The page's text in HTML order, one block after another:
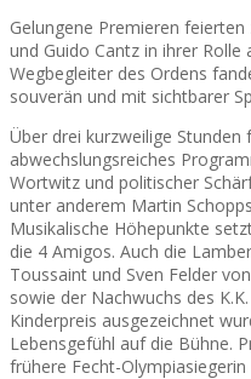
Gelungene Premieren
und Guido Cantz in ihrer
Wegbegleiter des Ordens
souverän und mit sichtbarer
Über drei kurzweilige Stunden
abwechslungsreiches
Wortwitz und politischer
unter anderem Martin
Musikalische Höhepunkte
die 4 Amigos. Auch die
Toussaint und Sven Felder
sowie der Nachwuchs des
Kinderpreis ausgezeichnet
Lebensgefühl auf die Bühne.
frühere Fecht-